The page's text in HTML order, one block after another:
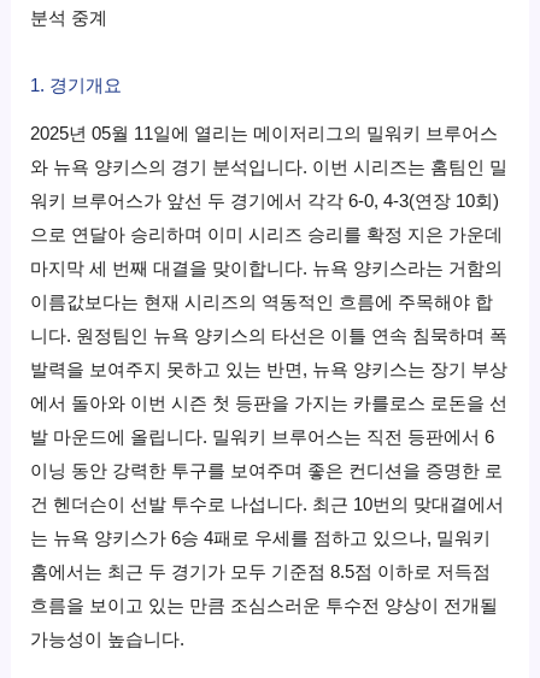
분석 중계
1. 경기개요
2025년 05월 11일에 열리는 메이저리그의 밀워키 브루어스
와 뉴욕 양키스의 경기 분석입니다. 이번 시리즈는 홈팀인 밀
워키 브루어스가 앞선 두 경기에서 각각 6-0, 4-3(연장 10회)
으로 연달아 승리하며 이미 시리즈 승리를 확정 지은 가운데
마지막 세 번째 대결을 맞이합니다. 뉴욕 양키스라는 거함의
이름값보다는 현재 시리즈의 역동적인 흐름에 주목해야 합
니다. 원정팀인 뉴욕 양키스의 타선은 이틀 연속 침묵하며 폭
발력을 보여주지 못하고 있는 반면, 뉴욕 양키스는 장기 부상
에서 돌아와 이번 시즌 첫 등판을 가지는 카를로스 로돈을 선
발 마운드에 올립니다. 밀워키 브루어스는 직전 등판에서 6
이닝 동안 강력한 투구를 보여주며 좋은 컨디션을 증명한 로
건 헨더슨이 선발 투수로 나섭니다. 최근 10번의 맞대결에서
는 뉴욕 양키스가 6승 4패로 우세를 점하고 있으나, 밀워키
홈에서는 최근 두 경기가 모두 기준점 8.5점 이하로 저득점
흐름을 보이고 있는 만큼 조심스러운 투수전 양상이 전개될
가능성이 높습니다.